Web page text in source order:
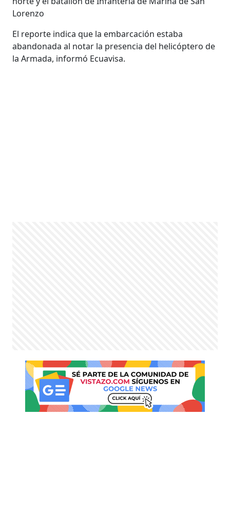
Lorenzo
El reporte indica que la embarcación estaba
abandonada al notar la presencia del helicóptero de
la Armada, informó Ecuavisa.